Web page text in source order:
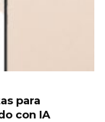
para
con IA